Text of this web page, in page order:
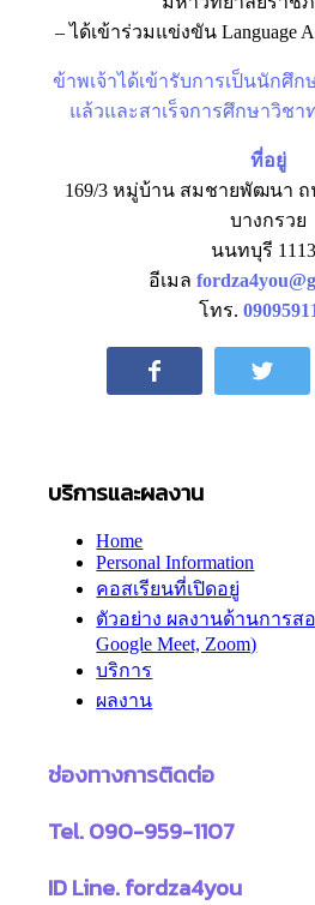
– ได้เข้าร่วมแข่งขัน Language
ข้าพเจ้าได้เข้ารับการเป็นนักศึก
แล้วและสาเร็จการศึกษาวิชา
ที่อยู่
169/3 หมู่บ้าน สมชายพัฒนา ถ
บางกรวย
นนทบุรี
อีเมล
โทร.
บริการและผลงาน
Home
Personal Information
คอสเรียนที่เปิดอยู่
ตัวอย่าง ผลงานด้านการส
Google Meet, Zoom)
บริการ
ผลงาน
ช่องทางการติดต่อ
Tel. 090-959-1107
ID Line. fordza4you